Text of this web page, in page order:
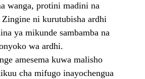
wanga, protini madini na
Zingine ni kurutubisha ardhi
ya mikunde sambamba na
wa ardhi.
amesema kuwa malisho
cha mifugo inayochengua